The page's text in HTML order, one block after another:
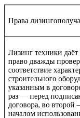
Права
Лизинг техники даёт
право дважды
соответствие
строительного
указанным в
раз — перед
договора, во второй
началом